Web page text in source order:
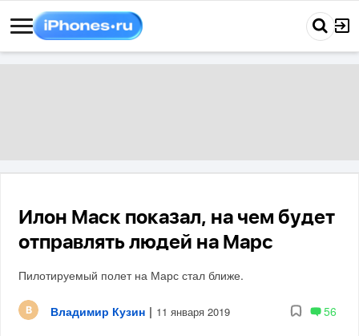
Илон Маск показал, на чем будет
отправлять людей на Марс
Пилотируемый полет на Марс стал ближе.
Владимир Кузин | 11 января 2019 56